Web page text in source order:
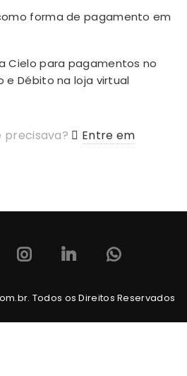
forma de pagamento em
Cielo para pagamentos no
Débito na loja virtual
precisava?
Entre em
Todos os Direitos Reservados